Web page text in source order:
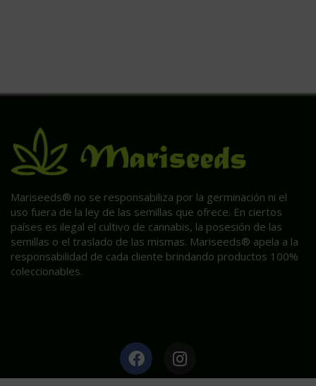
Mariseeds® no se responsabiliza por la germinación ni el
uso fuera de la ley de las semillas que ofrece. En ciertos
países es ilegal el cultivo de cannabis, la posesión de las
semillas o el traslado de las mismas. Mariseeds® apela a la
responsabilidad de cada cliente brindando productos 100%
coleccionables.